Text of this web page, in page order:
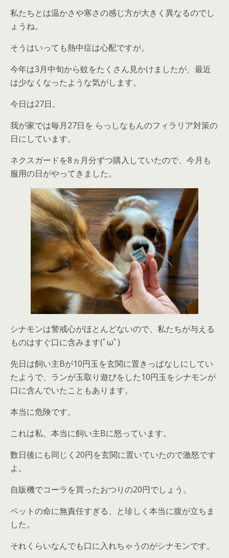
私たちとは温かさや寒さの感じ方が大きく異なるのでし
ょうね。
そうはいっても熱中症は心配ですが。
今年は3月中旬から蚊をたくさん見かけましたが、最近
は少なくなったような気がします。
今日は27日。
我が家では毎月27日を らっしなもんのフィラリア対策の
日にしています。
ネクスガードを8ヵ月分ずつ購入していたので、今月も
服用の日がやってきました。
シナモンは警戒心がほとんどないので、私たちが与える
ものはすぐ口に含みます(ﾟωﾟ)
先日は飼い主Bが10円玉を玄関に置きっぱなしにしてい
たようで、ランが玉取り遊びをした10円玉をシナモンが
口に含んでいたこともあります。
本当に危険です。
これは私、本当に飼い主Bに怒っています。
数日後にも同じく20円を玄関に置いていたので激怒です
よ。
自販機でコーラを買ったおつりの20円でしょう。
ペットの命に無責任すぎる、と珍しく本当に腹が立ちま
した。
それくらいなんでも口に入れちゃうのがシナモンです。